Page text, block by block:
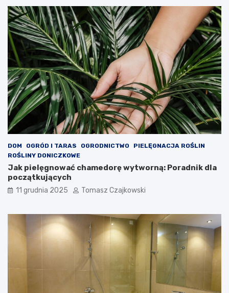
DOM OGRÓD I TARAS OGRODNICTWO
PIELĘGNACJA ROŚLIN
ROŚLINY DONICZKOWE
Jak pielęgnować chamedorę wytworną: Poradnik dla
początkujących
11 grudnia 2025 Tomasz Czajkowski